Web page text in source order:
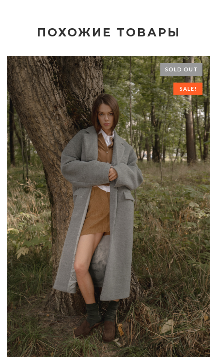
ПОХОЖИЕ ТОВАРЫ
SOLD OUT
SALE!